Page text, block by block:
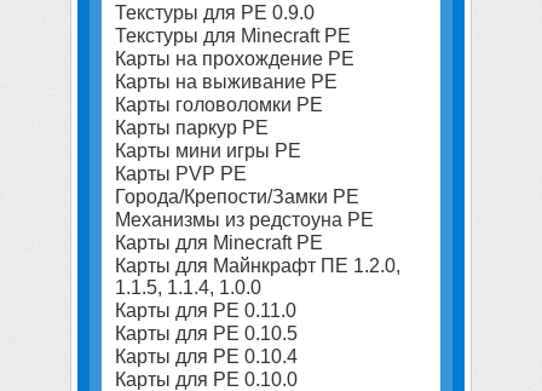
Текстуры для PE 0.9.0
Текстуры для Minecraft PE
Карты на прохождение PE
Карты на выживание PE
Карты головоломки PE
Карты паркур PE
Карты мини игры PE
Карты PVP PE
Города/Крепости/Замки PE
Механизмы из редстоуна PE
Карты для Minecraft PE
Карты для Майнкрафт ПЕ 1.2.0,
1.1.5, 1.1.4, 1.0.0
Карты для PE 0.11.0
Карты для PE 0.10.5
Карты для PE 0.10.4
Карты для PE 0.10.0